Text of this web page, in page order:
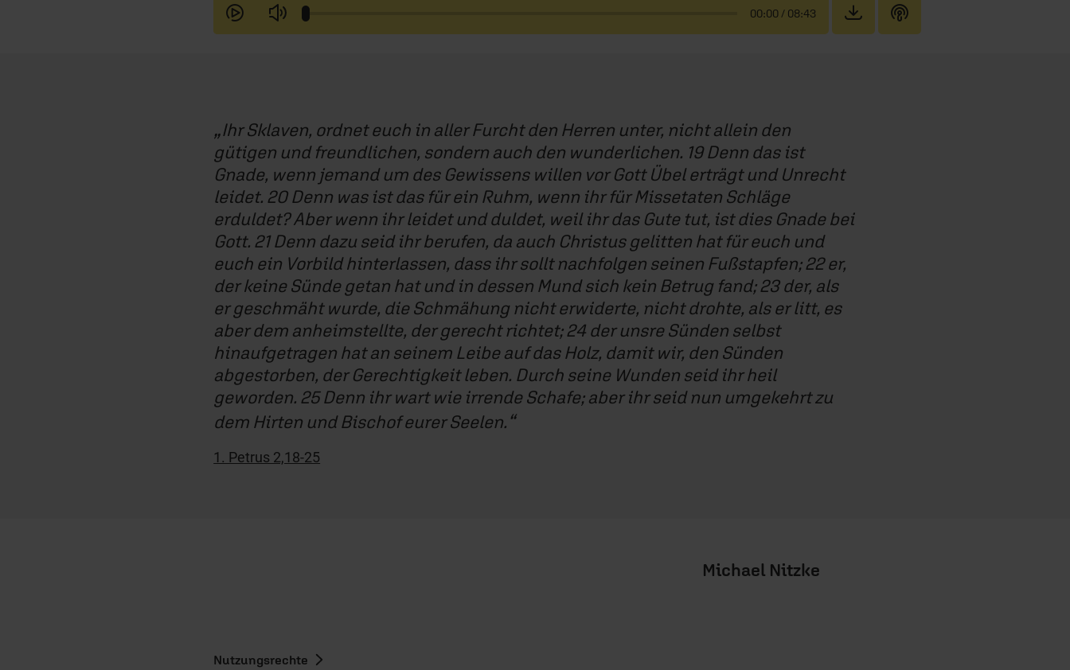
00:00/ 08:43
Ihr Sklaven, ordnet euch in aller Furcht den Herren unter, nicht allein den
gütigen und freundlichen, sondern auch den wunderlichen. 19 Denn das ist
Gnade, wenn jemand um des Gewissens willen vor Gott Übel erträgt und Unrecht
leidet. 20 Denn was ist das für ein Ruhm, wenn ihr für Missetaten Schläge
erduldet? Aber wenn ihr leidet und duldet, weil ihr das Gute tut, ist dies Gnade bei
Gott. 21 Denn dazu seid ihr berufen, da auch Christus gelitten hat für euch und
euch ein Vorbild hinterlassen, dass ihr sollt nachfolgen seinen Fußstapfen; 22 er,
der keine Sünde getan hat und in dessen Mund sich kein Betrug fand; 23 der, als
er geschmäht wurde, die Schmähung nicht erwiderte, nicht drohte, als er litt, es
aber dem anheimstellte, der gerecht richtet; 24 der unsre Sünden selbst
hinaufgetragen hat an seinem Leibe auf das Holz, damit wir, den Sünden
abgestorben, der Gerechtigkeit leben. Durch seine Wunden seid ihr heil
geworden. 25 Denn ihr wart wie irrende Schafe; aber ihr seid nun umgekehrt zu
dem Hirten und Bischof eurer Seelen.
1. Petrus 2,18-25
Michael Nitzke
Nutzungsrechte